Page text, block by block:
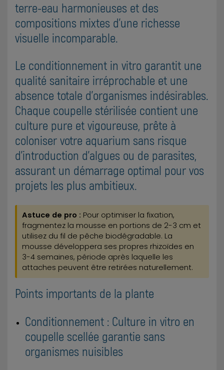
terre-eau harmonieuses et des
compositions mixtes d'une richesse
visuelle incomparable.
Le conditionnement in vitro garantit une
qualité sanitaire irréprochable et une
absence totale d'organismes indésirables.
Chaque coupelle stérilisée contient une
culture pure et vigoureuse, prête à
coloniser votre aquarium sans risque
d'introduction d'algues ou de parasites,
assurant un démarrage optimal pour vos
projets les plus ambitieux.
Astuce de pro : Pour optimiser la fixation,
fragmentez la mousse en portions de 2-3 cm et
utilisez du fil de pêche biodégradable. La
mousse développera ses propres rhizoïdes en
3-4 semaines, période après laquelle les
attaches peuvent être retirées naturellement.
Points importants de la plante
Conditionnement : Culture in vitro en
coupelle scellée garantie sans
organismes nuisibles